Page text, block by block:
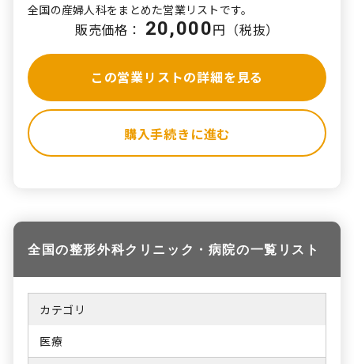
全国の産婦人科をまとめた営業リストです。
販売価格： 20,000円（税抜）
この営業リストの詳細を見る
購入手続きに進む
全国の整形外科クリニック・病院の一覧リスト
カテゴリ
医療